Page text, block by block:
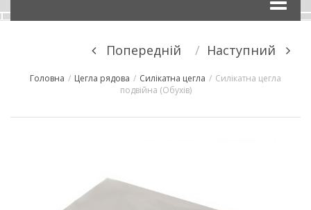
content
Post
navigation
Попереднiй Наступний
Головна / Цегла рядова / Силікатна цегла / Силікатна цегла
подвійна (Обухів)